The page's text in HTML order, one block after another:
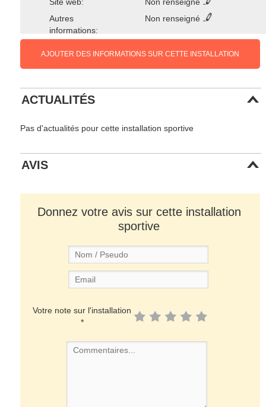
Site web:
Non renseigné
Autres
informations:
Non renseigné
AJOUTER DES INFORMATIONS SUR CETTE INSTALLATION
ACTUALITÉS
Pas d'actualités pour cette installation sportive
AVIS
Donnez votre avis sur cette installation
sportive
Votre note sur l'installation
*